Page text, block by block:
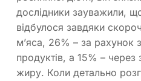
дослідники зауважили,
відбулося завдяки
м’яса, 26% – за рахунок
продуктів, а 15% –
жиру. Коли детально